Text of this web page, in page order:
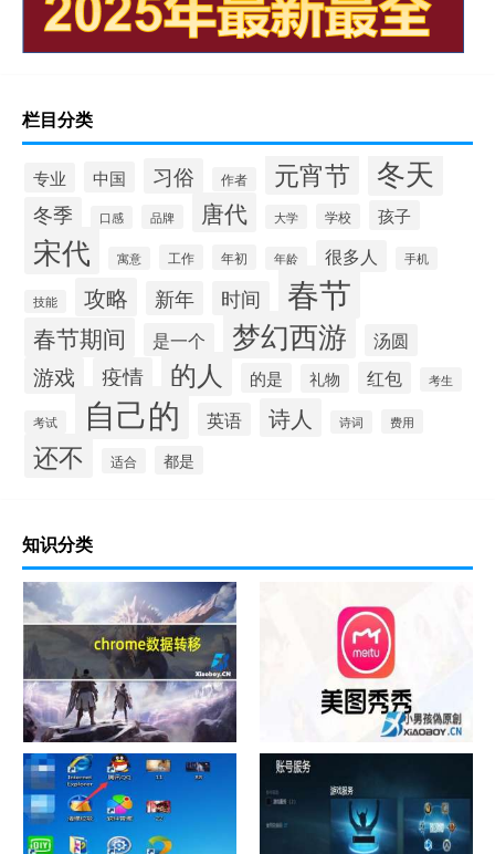
栏目分类
专业 中国 习俗 作者 元宵节 冬天
冬季 口感 品牌 唐代 大学 学校 孩子
宋代 寓意 工作 年初 年龄 很多人 手机
技能 攻略 新年 时间 春节
春节期间 是一个 梦幻西游 汤圆
游戏 疫情 的人 的是 礼物 红包 考生
考试 自己的 英语 诗人 诗词 费用
还不 适合 都是
知识分类
chrome数据转移 怎样给照片换背景